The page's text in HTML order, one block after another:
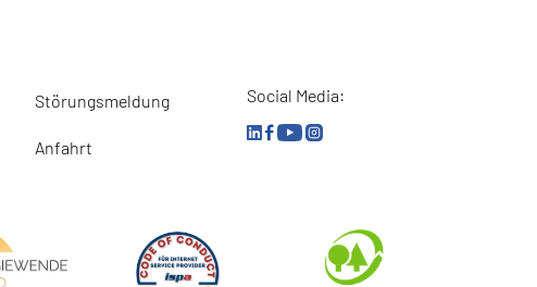
Störungsmeldung
Anfahrt
Social Media: